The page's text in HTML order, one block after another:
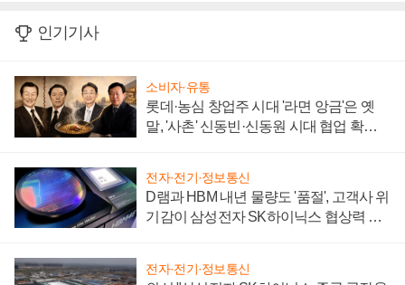
인기기사
소비자·유통
롯데·농심 창업주 시대 '라면 앙금'은 옛
말, '사촌' 신동빈·신동원 시대 협업 확대
전자·전기·정보통신
D램과 HBM 내년 물량도 '품절', 고객사 위
기감이 삼성전자 SK하이닉스 협상력 더
전자·전기·정보통신